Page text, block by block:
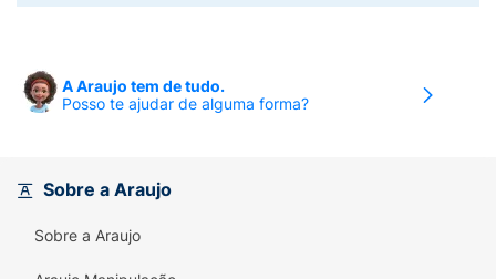
A Araujo tem de tudo.
Posso te ajudar de alguma forma?
Sobre a Araujo
Sobre a Araujo